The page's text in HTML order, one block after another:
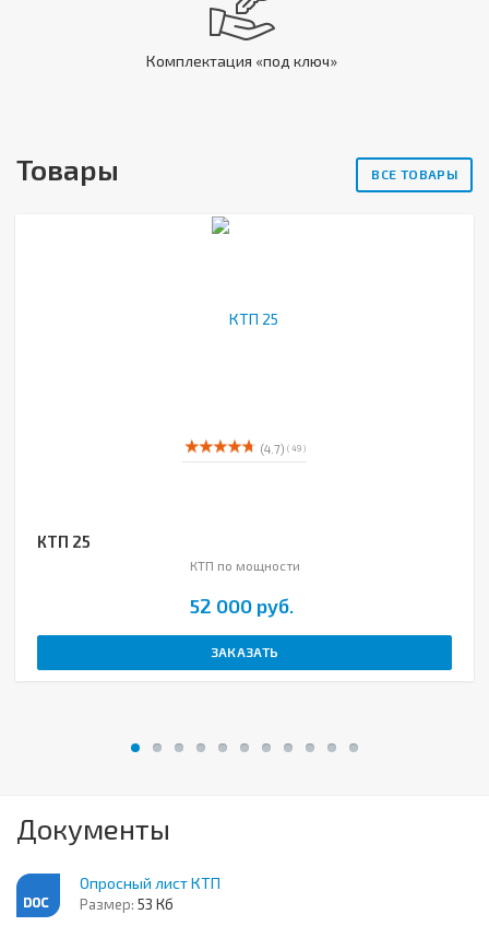
Комплектация «под ключ»
Товары ВСЕ ТОВАРЫ
(4.7) ( 49 )
КТП 25
КТП по мощности
52 000 руб.
ЗАКАЗАТЬ
Документы
Опросный лист КТП
Размер: 53 Кб